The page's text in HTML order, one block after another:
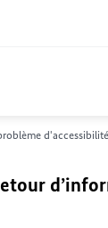
d'accessibilité